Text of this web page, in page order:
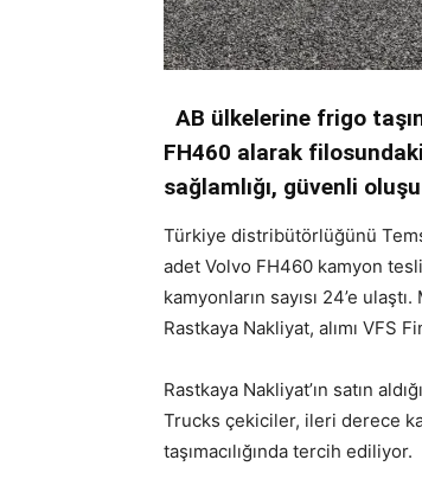
AB ülkelerine frigo
FH460 alarak filosundaki
sağlamlığı, güvenli
Türkiye distribütörlüğünü
adet Volvo FH460 kamyon
kamyonların sayısı 24’e
Rastkaya Nakliyat, alımı VFS
Rastkaya Nakliyat’ın satın
Trucks çekiciler, ileri derece
taşımacılığında tercih ediliyor.